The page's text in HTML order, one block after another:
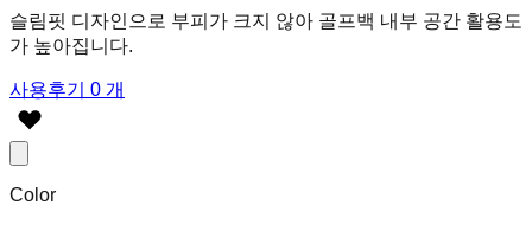
슬림핏 디자인으로 부피가 크지 않아 골프백 내부 공간 활용도
가 높아집니다.
사용후기 0 개
Color